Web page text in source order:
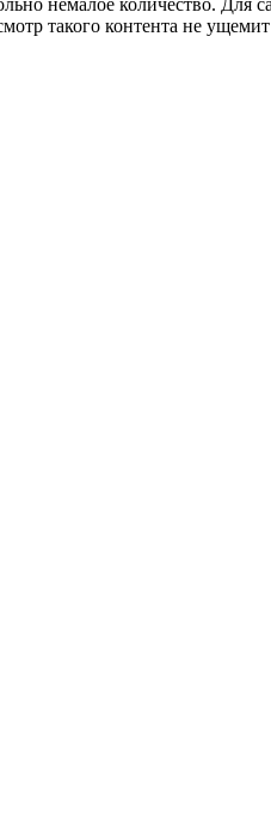
такого контента не